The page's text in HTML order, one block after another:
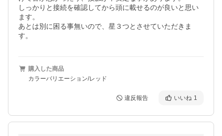
しっかりと接続を確認してから頭に載せるのが良いと思い
ます。
あとは別に困る事無いので、星３つとさせていただきま
す。
購入した商品
カラーバリエーション/レッド
違反報告 いいね 1